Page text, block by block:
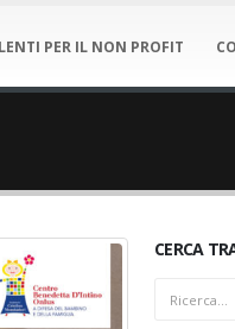
PER IL NON PROFIT
CERCA